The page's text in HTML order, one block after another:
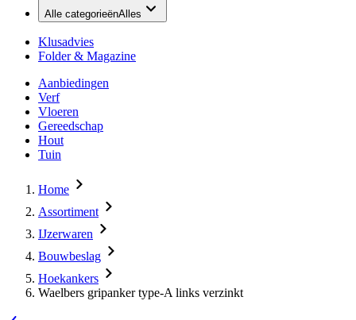
Alle categorieënAlles
Klusadvies
Folder & Magazine
Aanbiedingen
Verf
Vloeren
Gereedschap
Hout
Tuin
Home
Assortiment
IJzerwaren
Bouwbeslag
Hoekankers
Waelbers gripanker type-A links verzinkt